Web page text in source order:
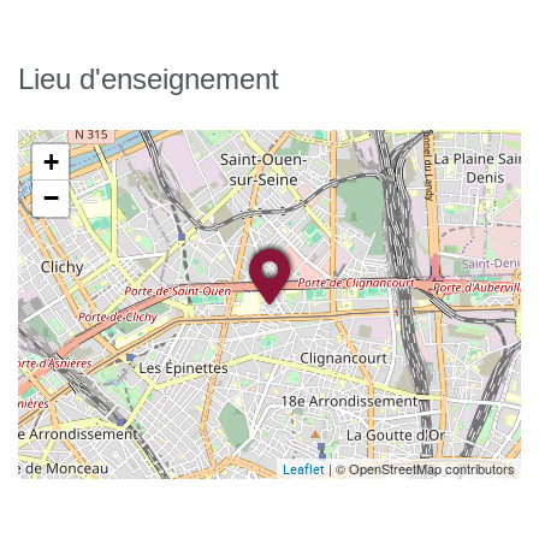
Lieu d'enseignement
+
−
Leaflet | © OpenStreetMap contributors